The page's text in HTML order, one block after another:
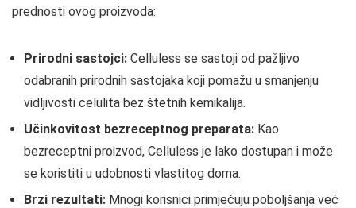
prednosti ovog proizvoda:
Prirodni sastojci: Celluless se sastoji od pažljivo
odabranih prirodnih sastojaka koji pomažu u smanjenju
vidljivosti celulita bez štetnih kemikalija.
Učinkovitost bezreceptnog preparata: Kao
bezreceptni proizvod, Celluless je lako dostupan i može
se koristiti u udobnosti vlastitog doma.
Brzi rezultati: Mnogi korisnici primjećuju poboljšanja već